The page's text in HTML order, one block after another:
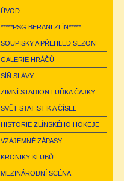
ÚVOD
*****PSG BERANI ZLÍN*****
SOUPISKY A PŘEHLED SEZON
GALERIE HRÁČŮ
SÍŇ SLÁVY
ZIMNÍ STADION LUĎKA ČAJKY
SVĚT STATISTIK A ČÍSEL
HISTORIE ZLÍNSKÉHO HOKEJE
VZÁJEMNÉ ZÁPASY
KRONIKY KLUBŮ
MEZINÁRODNÍ SCÉNA